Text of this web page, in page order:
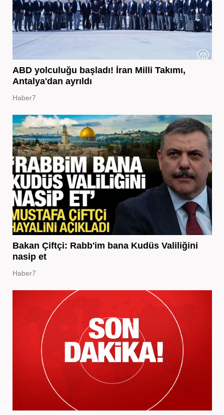
ABD yolculuğu başladı! İran Milli Takımı,
Antalya'dan ayrıldı
Haber7
Bakan Çiftçi: Rabb'im bana Kudüs Valiliğini
nasip et
Haber7